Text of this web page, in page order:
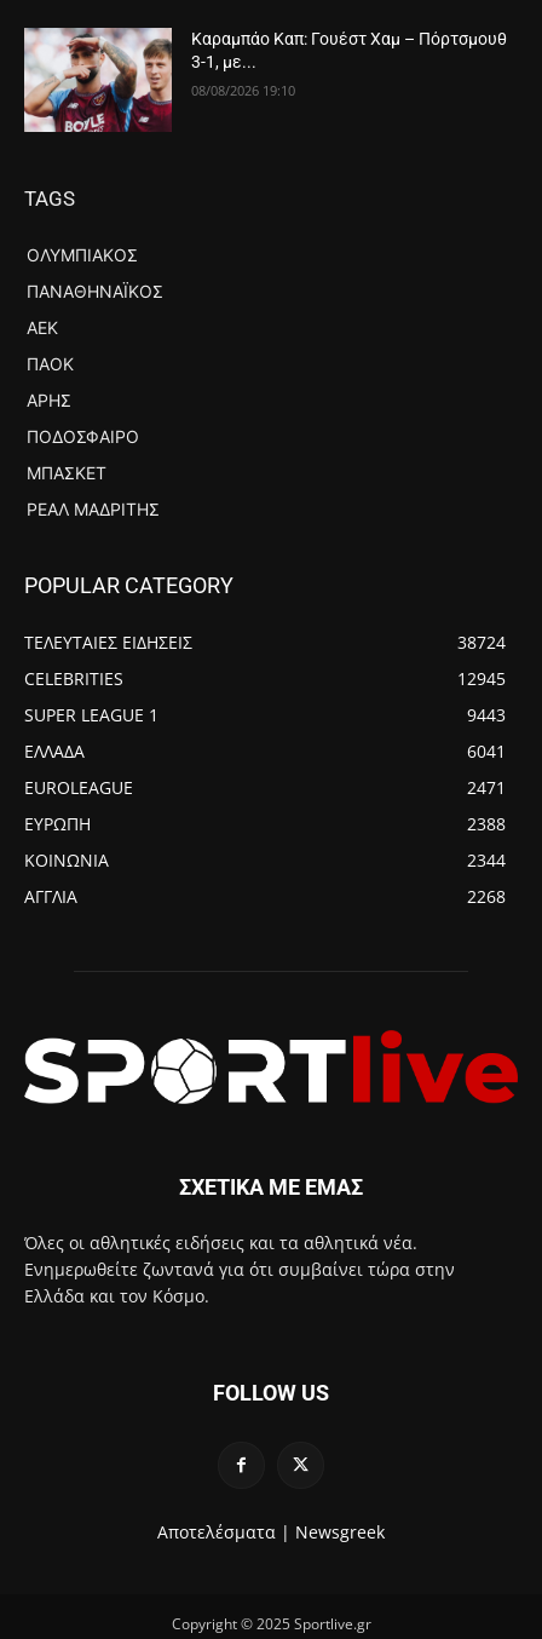
Καραμπάο Καπ: Γουέστ Χαμ – Πόρτσμουθ
3-1, με...
08/08/2026 19:10
TAGS
ΟΛΥΜΠΙΑΚΌΣ
ΠΑΝΑΘΗΝΑΪΚΌΣ
ΑΕΚ
ΠΑΟΚ
ΆΡΗΣ
ΠΟΔΌΣΦΑΙΡΟ
ΜΠΆΣΚΕΤ
ΡΕΆΛ ΜΑΔΡΊΤΗΣ
POPULAR CATEGORY
ΤΕΛΕΥΤΑΙΕΣ ΕΙΔΗΣΕΙΣ
38724
CELEBRITIES
12945
SUPER LEAGUE 1
9443
ΕΛΛΑΔΑ
6041
EUROLEAGUE
2471
ΕΥΡΩΠΗ
2388
ΚΟΙΝΩΝΙΑ
2344
ΑΓΓΛΙΑ
2268
ΣΧΕΤΙΚΑ ΜΕ ΕΜΑΣ
Όλες οι αθλητικές ειδήσεις και τα αθλητικά νέα.
Ενημερωθείτε ζωντανά για ότι συμβαίνει τώρα στην
Ελλάδα και τον Κόσμο.
FOLLOW US
Αποτελέσματα | Newsgreek
Copyright © 2025 Sportlive.gr